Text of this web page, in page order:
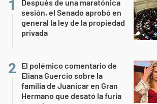
Después de una maratónica
sesión, el Senado aprobó en
general la ley de la propiedad
privada
El polémico comentario de
Eliana Guercio sobre la
familia de Juanicar en Gran
Hermano que desató la furia